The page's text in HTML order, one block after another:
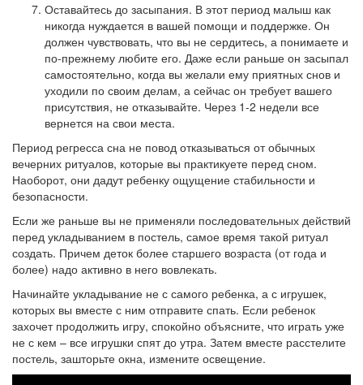
Оставайтесь до засыпания. В этот период малыш как
никогда нуждается в вашей помощи и поддержке. Он
должен чувствовать, что вы не сердитесь, а понимаете и
по-прежнему любите его. Даже если раньше он засыпал
самостоятельно, когда вы желали ему приятных снов и
уходили по своим делам, а сейчас он требует вашего
присутствия, не отказывайте. Через 1-2 недели все
вернется на свои места.
Период регресса сна не повод отказываться от обычных
вечерних ритуалов, которые вы практикуете перед сном.
Наоборот, они дадут ребенку ощущение стабильности и
безопасности.
Если же раньше вы не применяли последовательных действий
перед укладыванием в постель, самое время такой ритуал
создать. Причем деток более старшего возраста (от года и
более) надо активно в него вовлекать.
Начинайте укладывание не с самого ребенка, а с игрушек,
которых вы вместе с ним отправите спать. Если ребенок
захочет продолжить игру, спокойно объясните, что играть уже
не с кем – все игрушки спят до утра. Затем вместе расстелите
постель, зашторьте окна, измените освещение.